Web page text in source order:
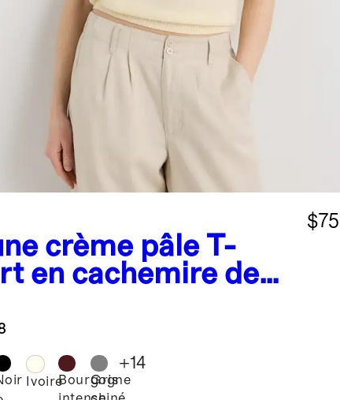
crème pâle T-
en cachemire de
IvoireBourgogne
Gris
+14